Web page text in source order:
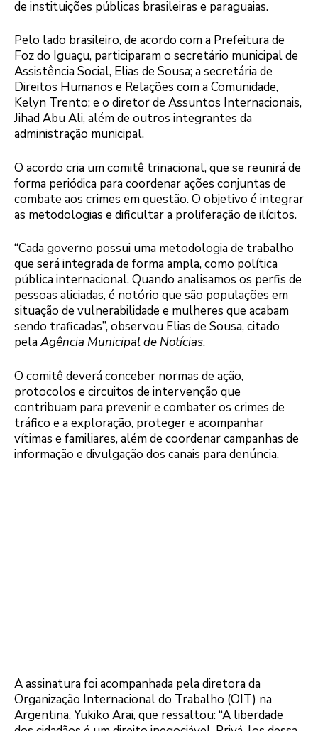
de instituições públicas brasileiras e paraguaias.
Pelo lado brasileiro, de acordo com a Prefeitura de
Foz do Iguaçu, participaram o secretário municipal de
Assistência Social, Elias de Sousa; a secretária de
Direitos Humanos e Relações com a Comunidade,
Kelyn Trento; e o diretor de Assuntos Internacionais,
Jihad Abu Ali, além de outros integrantes da
administração municipal.
O acordo cria um comitê trinacional, que se reunirá de
forma periódica para coordenar ações conjuntas de
combate aos crimes em questão. O objetivo é integrar
as metodologias e dificultar a proliferação de ilícitos.
“Cada governo possui uma metodologia de trabalho
que será integrada de forma ampla, como política
pública internacional. Quando analisamos os perfis de
pessoas aliciadas, é notório que são populações em
situação de vulnerabilidade e mulheres que acabam
sendo traficadas”, observou Elias de Sousa, citado
pelaAgência Municipal de Notícias.
O comitê deverá conceber normas de ação,
protocolos e circuitos de intervenção que
contribuam para prevenir e combater os crimes de
tráfico e a exploração, proteger e acompanhar
vítimas e familiares, além de coordenar campanhas de
informação e divulgação dos canais para denúncia.
A assinatura foi acompanhada pela diretora da
Organização Internacional do Trabalho (OIT) na
Argentina, Yukiko Arai, que ressaltou: “A liberdade